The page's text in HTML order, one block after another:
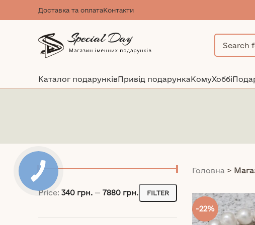
Доставка та оплатаКонтакти
Каталог подарунківПривід подарункаКомуХоббі
FILTER
Price: 340 грн. — 7880 грн.
Головна >
-22%